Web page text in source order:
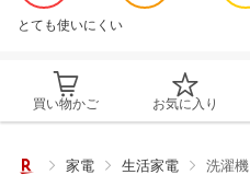
とても使いにくい
買い物かご お気に入り
家電 生活家電 洗濯機